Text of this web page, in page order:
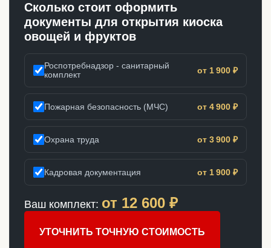
Сколько стоит оформить
документы для открытия киоска
овощей и фруктов
Роспотребнадзор - санитарный
комплект
от 1 900 ₽
Пожарная безопасность (МЧС) от 4 900 ₽
Охрана труда от 3 900 ₽
Кадровая документация от 1 900 ₽
Ваш комплект: от 12 600 ₽
УТОЧНИТЬ ТОЧНУЮ СТОИМОСТЬ